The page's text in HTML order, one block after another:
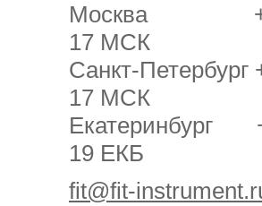
Москва +7
17 МСК
Санкт-
17 МСК
Екатеринбург
19 ЕКБ
fit@fit-